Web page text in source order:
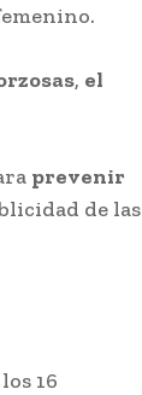
, el
prevenir
de las
16